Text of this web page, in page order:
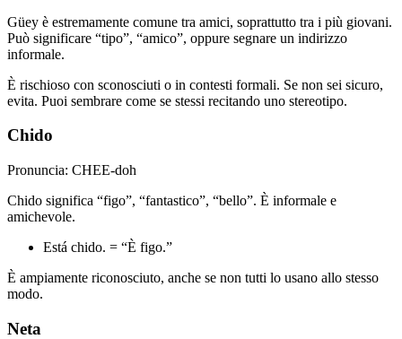
Güey è estremamente comune tra amici, soprattutto tra i più giovani.
Può significare “tipo”, “amico”, oppure segnare un indirizzo
informale.
È rischioso con sconosciuti o in contesti formali. Se non sei sicuro,
evita. Puoi sembrare come se stessi recitando uno stereotipo.
Chido
Pronuncia: CHEE-doh
Chido significa “figo”, “fantastico”, “bello”. È informale e
amichevole.
Está chido. = “È figo.”
È ampiamente riconosciuto, anche se non tutti lo usano allo stesso
modo.
Neta